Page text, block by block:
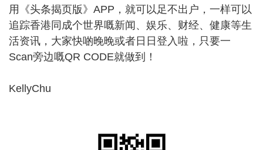
用《头条揭页版》APP，就可以足不出户，一样可以
追踪香港同成个世界嘅新闻、娱乐、财经、健康等生
活资讯，大家快啲晚晚或者日日登入啦，只要一
Scan旁边嘅QR CODE就做到！
KellyChu